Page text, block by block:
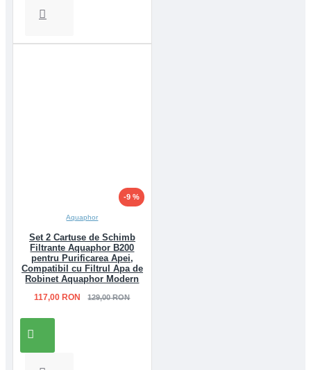
-9 %
Aquaphor
Set 2 Cartuse de Schimb
Filtrante Aquaphor B200
pentru Purificarea Apei,
Compatibil cu Filtrul Apa de
Robinet Aquaphor Modern
117,00 RON 129,00 RON